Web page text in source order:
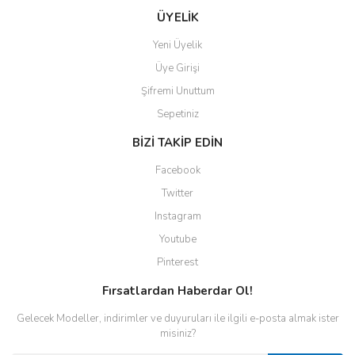
ÜYELİK
Yeni Üyelik
Üye Girişi
Şifremi Unuttum
Sepetiniz
BİZİ TAKİP EDİN
Facebook
Twitter
Instagram
Youtube
Pinterest
Fırsatlardan Haberdar Ol!
Gelecek Modeller, indirimler ve duyuruları ile ilgili e-posta almak ister
misiniz?